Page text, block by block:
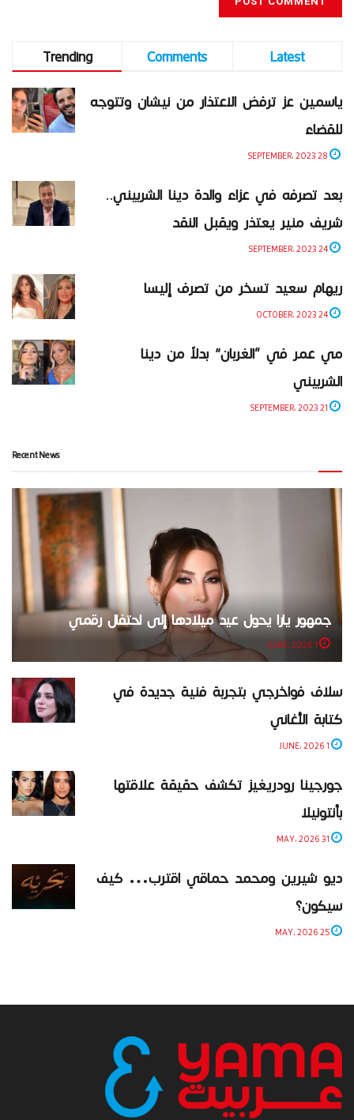
Trending Comments
Latest
ياسمين عز ترفض الاعتذار من نيشان وتتوجه
للقضاء
بعد تصرفه في عزاء والدة دينا الشربيني..
شريف منير يعتذر ويقبل النقد
ريهام سعيد تسخر من تصرف إليسا
مي عمر في “الغربان” بدلاً من دينا
الشربيني
Recent News
جمهور يارا يحول عيد ميلادها إلى احتفال رقمي
سلاف فواخرجي بتجربة فنية جديدة في
كتابة الأغاني
جورجينا رودريغيز تكشف حقيقة علاقتها
بأنتونيلا
ديو شيرين ومحمد حماقي اقترب… كيف
سيكون؟